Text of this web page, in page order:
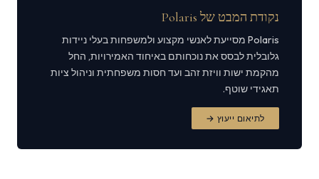
נקודת המבט של Polaris
Polaris מסייעת לאנשי מקצוע ולמשפחות בעלי ניידות
גלובלית לבסס את נוכחותם באיחוד האמירויות, החל
מהקמת ישות וויזת זהב ועד חסות משפחתית וניהול ציות
תאגידי שוטף.
לתיאום ייעוץ →